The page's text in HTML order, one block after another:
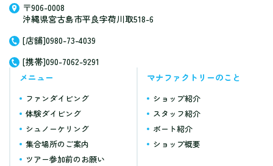
〒906-0008
沖縄県宮古島市平良字荷川取518-6
[店舗]0980-73-4039
[携帯]090-7062-9291
メニュー
ファンダイビング
体験ダイビング
シュノーケリング
集合場所のご案内
ツアー参加前のお願い
マナファクトリーのこと
ショップ紹介
スタッフ紹介
ボート紹介
ショップ概要